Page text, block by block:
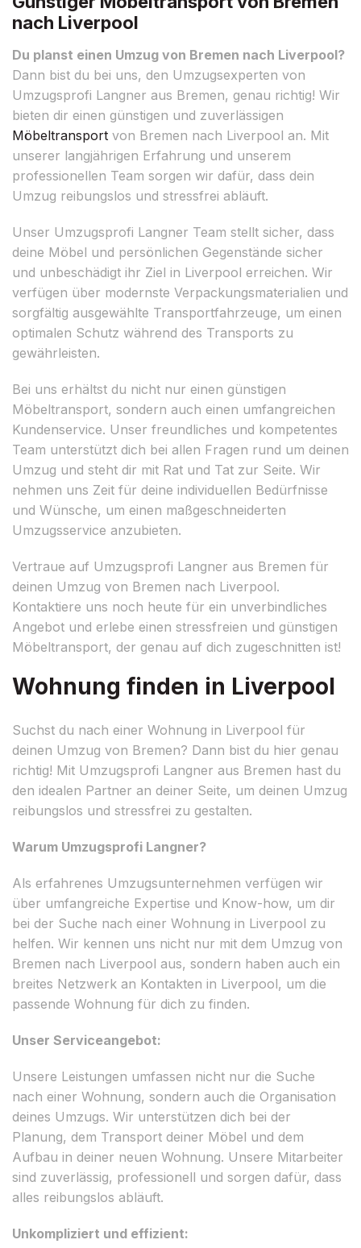
nach Liverpool
Du planst einen Umzug von Bremen nach Liverpool?
Dann bist du bei uns, den Umzugsexperten von
Umzugsprofi Langner aus Bremen, genau richtig! Wir
bieten dir einen günstigen und zuverlässigen
Möbeltransport von Bremen nach Liverpool an. Mit
unserer langjährigen Erfahrung und unserem
professionellen Team sorgen wir dafür, dass dein
Umzug reibungslos und stressfrei abläuft.
Unser Umzugsprofi Langner Team stellt sicher, dass
deine Möbel und persönlichen Gegenstände sicher
und unbeschädigt ihr Ziel in Liverpool erreichen. Wir
verfügen über modernste Verpackungsmaterialien und
sorgfältig ausgewählte Transportfahrzeuge, um einen
optimalen Schutz während des Transports zu
gewährleisten.
Bei uns erhältst du nicht nur einen günstigen
Möbeltransport, sondern auch einen umfangreichen
Kundenservice. Unser freundliches und kompetentes
Team unterstützt dich bei allen Fragen rund um deinen
Umzug und steht dir mit Rat und Tat zur Seite. Wir
nehmen uns Zeit für deine individuellen Bedürfnisse
und Wünsche, um einen maßgeschneiderten
Umzugsservice anzubieten.
Vertraue auf Umzugsprofi Langner aus Bremen für
deinen Umzug von Bremen nach Liverpool.
Kontaktiere uns noch heute für ein unverbindliches
Angebot und erlebe einen stressfreien und günstigen
Möbeltransport, der genau auf dich zugeschnitten ist!
Wohnung finden in Liverpool
Suchst du nach einer Wohnung in Liverpool für
deinen Umzug von Bremen? Dann bist du hier genau
richtig! Mit Umzugsprofi Langner aus Bremen hast du
den idealen Partner an deiner Seite, um deinen Umzug
reibungslos und stressfrei zu gestalten.
Warum Umzugsprofi Langner?
Als erfahrenes Umzugsunternehmen verfügen wir
über umfangreiche Expertise und Know-how, um dir
bei der Suche nach einer Wohnung in Liverpool zu
helfen. Wir kennen uns nicht nur mit dem Umzug von
Bremen nach Liverpool aus, sondern haben auch ein
breites Netzwerk an Kontakten in Liverpool, um die
passende Wohnung für dich zu finden.
Unser Serviceangebot:
Unsere Leistungen umfassen nicht nur die Suche
nach einer Wohnung, sondern auch die Organisation
deines Umzugs. Wir unterstützen dich bei der
Planung, dem Transport deiner Möbel und dem
Aufbau in deiner neuen Wohnung. Unsere Mitarbeiter
sind zuverlässig, professionell und sorgen dafür, dass
alles reibungslos abläuft.
Unkompliziert und effizient: